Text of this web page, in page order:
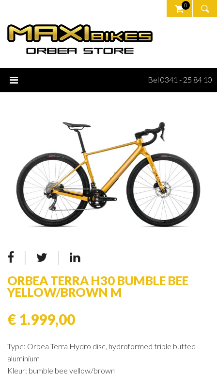
0
Bel 0341 - 25 84 10
ORBEA TERRA H30 BUMBLE BEE
YELLOW/BROWN M
€ 1.999,00
Type: Orbea Terra Hydro disc, hydroformed triple butted
aluminium
Kleur: bumble bee yellow/brown